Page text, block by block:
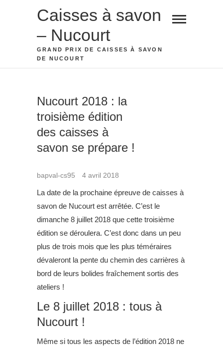
Caisses à savon
– Nucourt
GRAND PRIX DE CAISSES À SAVON
DE NUCOURT
Nucourt 2018 : la
troisième édition
des caisses à
savon se prépare !
bapval-cs95 4 avril 2018
La date de la prochaine épreuve de caisses à
savon de Nucourt est arrêtée. C’est le
dimanche 8 juillet 2018 que cette troisième
édition se déroulera. C’est donc dans un peu
plus de trois mois que les plus téméraires
dévaleront la pente du chemin des carrières à
bord de leurs bolides fraîchement sortis des
ateliers !
Le 8 juillet 2018 : tous à
Nucourt !
Même si tous les aspects de l’édition 2018 ne